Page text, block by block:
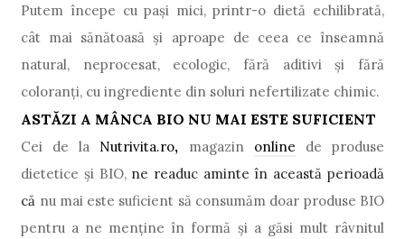
Putem începe cu pași mici, printr-o dietă echilibrată,
cât mai sănătoasă și aproape de ceea ce înseamnă
natural, neprocesat, ecologic, fără aditivi şi fără
coloranţi, cu ingrediente din soluri nefertilizate chimic.
ASTĂZI A MÂNCA BIO NU MAI ESTE SUFICIENT
Cei de la Nutrivita.ro, magazin online de produse
dietetice şi BIO, ne readuc aminte în această perioadă
că nu mai este suficient să consumăm doar produse BIO
pentru a ne menţine în formă şi a găsi mult râvnitul